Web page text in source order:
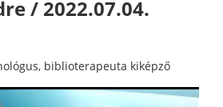
/ 2022.07.04.
biblioterapeuta kiképző